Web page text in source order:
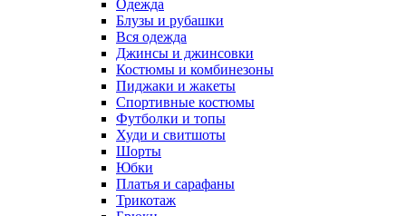
Одежда
Блузы и рубашки
Вся одежда
Джинсы и джинсовки
Костюмы и комбинезоны
Пиджаки и жакеты
Спортивные костюмы
Футболки и топы
Худи и свитшоты
Шорты
Юбки
Платья и сарафаны
Трикотаж